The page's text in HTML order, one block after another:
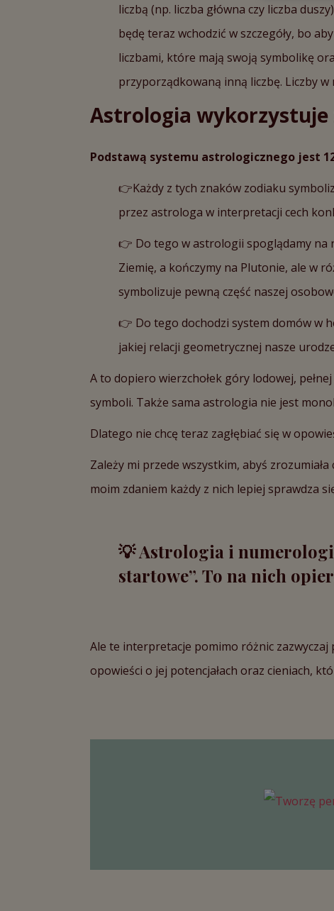
liczbą (np. liczba główna czy liczba
będę teraz wchodzić w szczegóły, bo
liczbami, które mają swoją symbolikę
przyporządkowaną inną liczbę. Liczby
Astrologia
Podstawą systemu astrologicznego jest
👉Każdy z tych znaków zodiaku
przez astrologa w interpretacji cech
👉 Do tego w astrologii spoglądamy na
Ziemię, a kończymy na Plutonie, ale w
symbolizuje pewną część naszej
👉 Do tego dochodzi system domów w
jakiej relacji geometrycznej nasze
A to dopiero wierzchołek góry lodowej,
symboli. Także sama astrologia nie jest
Dlatego nie chcę teraz zagłębiać się w
Zależy mi przede wszystkim, abyś
moim zdaniem każdy z nich lepiej sprawdza
💡Astrologia i
startowe”. To na nich
Ale te interpretacje pomimo różnic zazwyczaj
opowieści o jej potencjałach oraz cieniach,